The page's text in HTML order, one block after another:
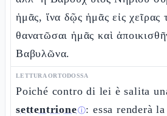
ἡμᾶς, ἵνα δῷς ἡμᾶς εἰς
θανατῶσαι ἡμᾶς καὶ
Βαβυλῶνα.
LETTURA ORTODOSSA
Poiché contro di lei è salita
settentrioneⓘ: essa renderà